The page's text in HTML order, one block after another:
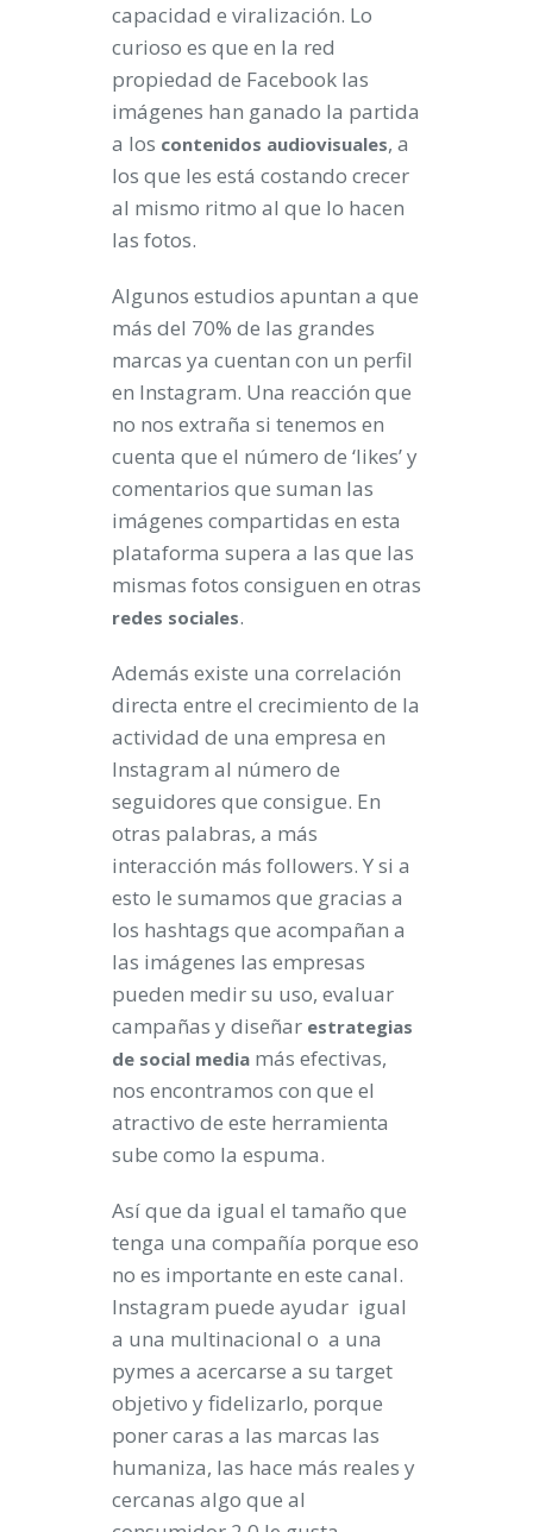
capacidad e viralización. Lo
curioso es que en la red
propiedad de Facebook las
imágenes han ganado la partida
a los contenidos audiovisuales, a
los que les está costando crecer
al mismo ritmo al que lo hacen
las fotos.
Algunos estudios apuntan a que
más del 70% de las grandes
marcas ya cuentan con un perfil
en Instagram. Una reacción que
no nos extraña si tenemos en
cuenta que el número de ‘likes’ y
comentarios que suman las
imágenes compartidas en esta
plataforma supera a las que las
mismas fotos consiguen en otras
redes sociales.
Además existe una correlación
directa entre el crecimiento de la
actividad de una empresa en
Instagram al número de
seguidores que consigue. En
otras palabras, a más
interacción más followers. Y si a
esto le sumamos que gracias a
los hashtags que acompañan a
las imágenes las empresas
pueden medir su uso, evaluar
campañas y diseñar estrategias
de social media más efectivas,
nos encontramos con que el
atractivo de este herramienta
sube como la espuma.
Así que da igual el tamaño que
tenga una compañía porque eso
no es importante en este canal.
Instagram puede ayudar igual
a una multinacional o a una
pymes a acercarse a su target
objetivo y fidelizarlo, porque
poner caras a las marcas las
humaniza, las hace más reales y
cercanas algo que al